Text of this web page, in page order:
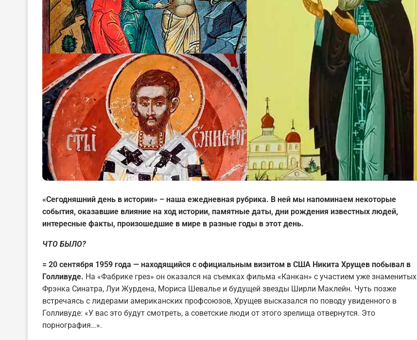
«Сегодняшний день в истории» – наша ежедневная рубрика. В ней мы напоминаем некоторые
события, оказавшие влияние на ход истории, памятные даты, дни рождения известных людей,
интересные факты, произошедшие в мире в разные годы в этот день.
ЧТО БЫЛО?
= 20 сентября 1959 года — находящийся с официальным визитом в США Никита Хрущев побывал в
Голливуде. На «Фабрике грез» он оказался на съемках фильма «Канкан» с участием уже знаменитых
Фрэнка Синатра, Луи Журдена, Мориса Шевалье и будущей звезды Ширли Маклейн. Чуть позже
встречаясь с лидерами американских профсоюзов, Хрущев высказался по поводу увиденного в
Голливуде: «У вас это будут смотреть, а советские люди от этого зрелища отвернутся. Это
порнография…».